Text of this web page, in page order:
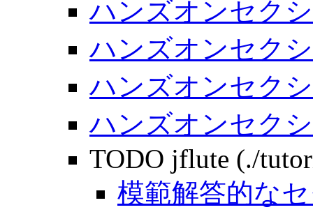
ハンズオンセク
ハンズオンセク
ハンズオンセク
ハンズオンセク
TODO jflute (./
模範解答的な